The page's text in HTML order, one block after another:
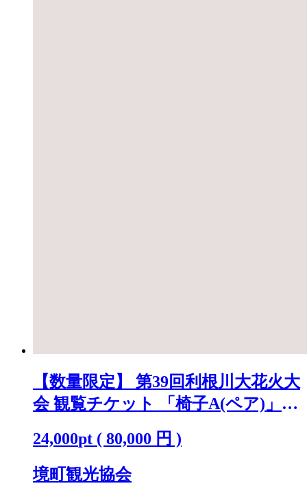
【数量限定】 第39回利根川大花火大
会 観覧チケット 「椅子A(ペア)」
24,000pt ( 80,000 円 )
境町観光協会